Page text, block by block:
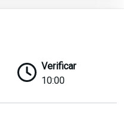
Verificar
10:00